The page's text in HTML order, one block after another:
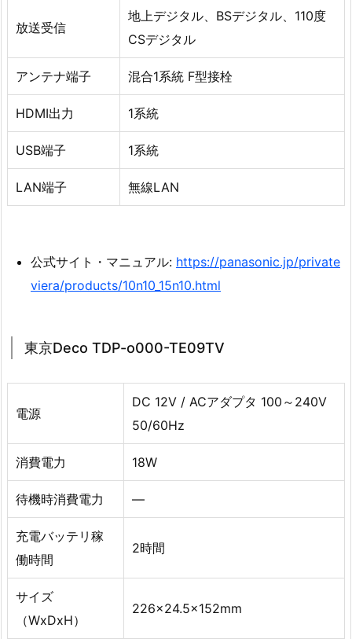
放送受信
地上デジタル、BSデジタル、110度
CSデジタル
アンテナ端子 混合1系統 F型接栓
HDMI出力 1系統
USB端子 1系統
LAN端子 無線LAN
公式サイト・マニュアル: https://panasonic.jp/private
viera/products/10n10_15n10.html
東京Deco TDP-o000-TE09TV
電源
DC 12V / ACアダプタ 100～240V
50/60Hz
消費電力 18W
待機時消費電力 —
充電バッテリ稼
働時間
2時間
サイズ
（WxDxH）
226×24.5x152mm